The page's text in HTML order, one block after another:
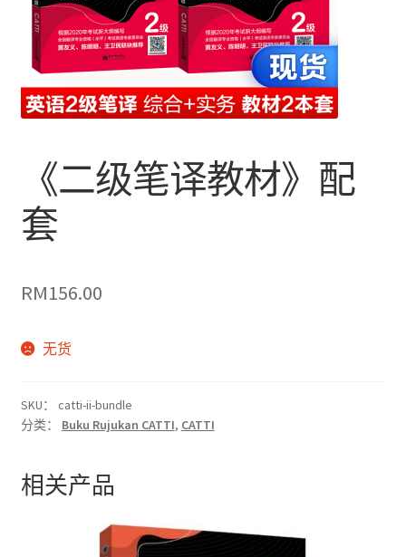
《二级笔译教材》配
套
RM156.00
无货
SKU： catti-ii-bundle
分类： Buku Rujukan CATTI, CATTI
相关产品